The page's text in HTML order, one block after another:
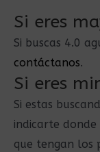
Si eres
Si buscas 4.0
contáctanos.
Si eres
Si estas
indicarte
que tengan los